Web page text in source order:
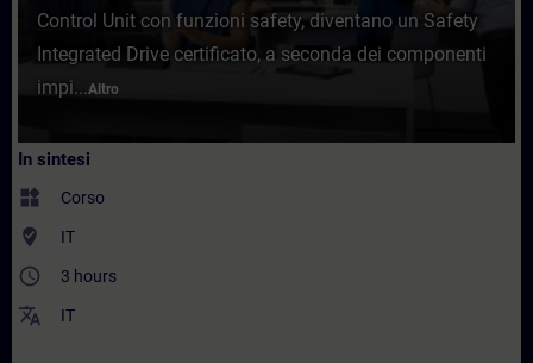
Control Unit con funzioni safety, diventano un Safety
Integrated Drive certificato, a seconda dei componenti
impi...Altro
In sintesi
widgets Corso
where_to_vote IT
access_time 3 hours
translate IT